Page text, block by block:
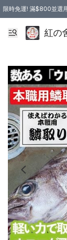
限時免運! 滿$800並選
紅の